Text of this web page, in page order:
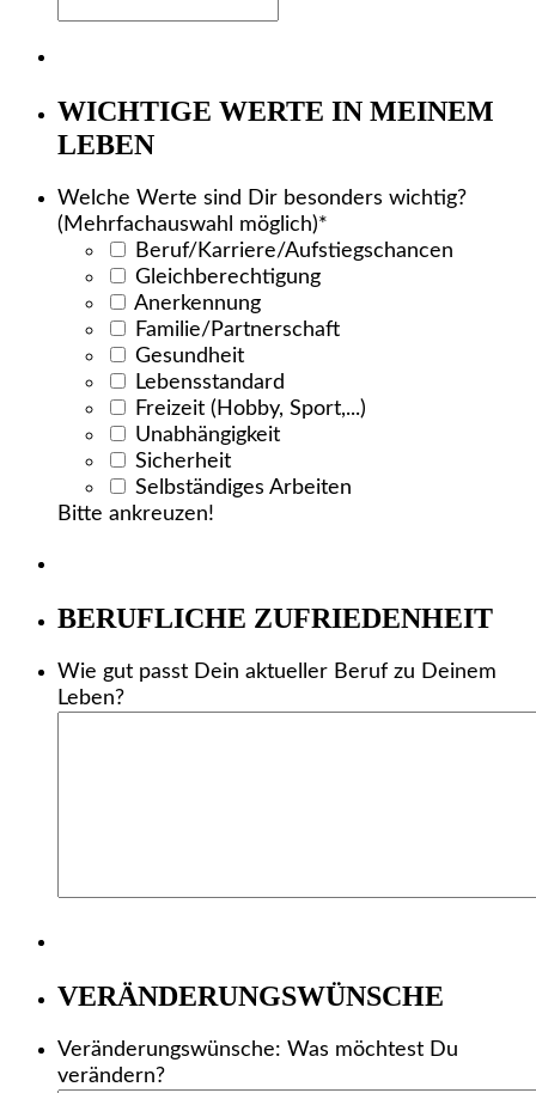
WICHTIGE WERTE IN MEINEM
LEBEN
Welche Werte sind Dir besonders wichtig?
(Mehrfachauswahl möglich)*
Beruf/Karriere/Aufstiegschancen
Gleichberechtigung
Anerkennung
Familie/Partnerschaft
Gesundheit
Lebensstandard
Freizeit (Hobby, Sport,...)
Unabhängigkeit
Sicherheit
Selbständiges Arbeiten
Bitte ankreuzen!
BERUFLICHE ZUFRIEDENHEIT
Wie gut passt Dein aktueller Beruf zu Deinem
Leben?
VERÄNDERUNGSWÜNSCHE
Veränderungswünsche: Was möchtest Du
verändern?